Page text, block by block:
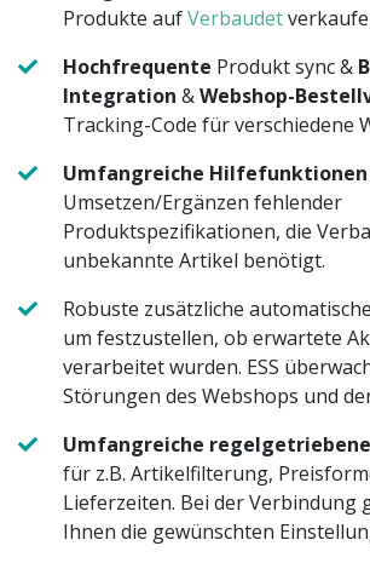
Produkte aufVerbaudet
Hochfrequente Produkt sync &
Integration &Webshop-
Tracking-Code für verschiedene
Umfangreiche Hilfefunktionen
Umsetzen/Ergänzen fehlender
Produktspezifikationen, die
unbekannte Artikel benötigt.
Robuste zusätzliche
um festzustellen, ob erwartete
verarbeitet wurden. ESS
Störungen des Webshops und
Umfangreiche
für z.B. Artikelfilterung,
Lieferzeiten. Bei der Verbindung
Ihnen die gewünschten